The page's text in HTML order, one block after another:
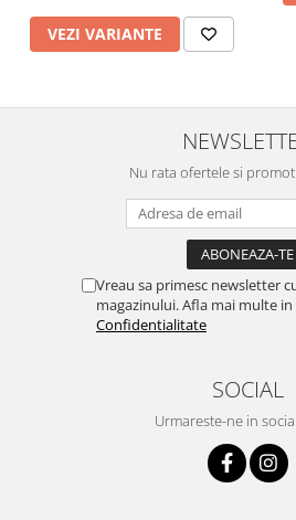
VEZI VARIANTE
Nu rata ofertele si
Vreau sa primesc newsletter
magazinului. Afla mai multe in
Confidentialitate
SOCIAL
Urmareste-ne in